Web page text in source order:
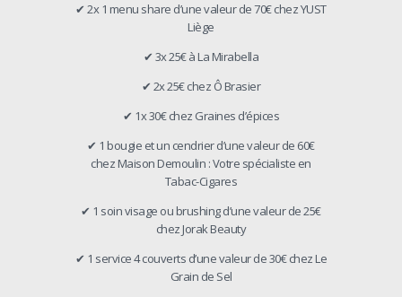
✔ 2x 1 menu share d’une valeur de 70€ chez YUST
Liège
✔ 3x 25€ à La Mirabella
✔ 2x 25€ chez Ô Brasier
✔ 1x 30€ chez Graines d’épices
✔ 1 bougie et un cendrier d’une valeur de 60€
chez Maison Demoulin : Votre spécialiste en
Tabac-Cigares
✔ 1 soin visage ou brushing d’une valeur de 25€
chez Jorak Beauty
✔ 1 service 4 couverts d’une valeur de 30€ chez Le
Grain de Sel